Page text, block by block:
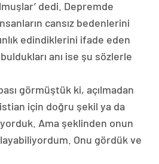
dedi. Depremde
cansız bedenlerini
edindiklerini ifade eden
anı ise şu sözlerle
görmüştük ki, açılmadan
için doğru şekil ya da
Ama şeklinden onun
Onu gördük ve